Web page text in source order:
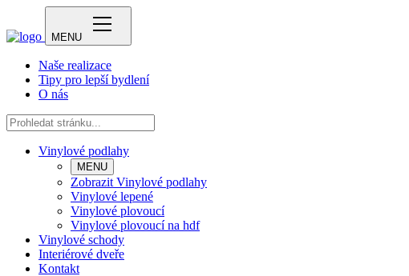
MENU
Naše realizace
Tipy pro lepší bydlení
O nás
Vinylové podlahy
MENU
Zobrazit Vinylové podlahy
Vinylové lepené
Vinylové plovoucí
Vinylové plovoucí na hdf
Vinylové schody
Interiérové dveře
Kontakt